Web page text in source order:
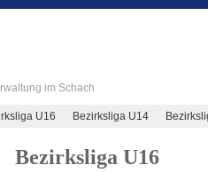
im Schach
U16 Bezirksliga U14
Bezirksliga U16